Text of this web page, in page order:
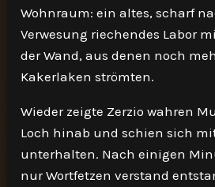
Wohnraum: ein altes, scharf
Verwesung riechendes Labor
der Wand, aus denen noch
Kakerlaken strömten.
Wieder zeigte Zerzio wahren
Loch hinab und schien sich
unterhalten. Nach einigen
nur Wortfetzen verstand